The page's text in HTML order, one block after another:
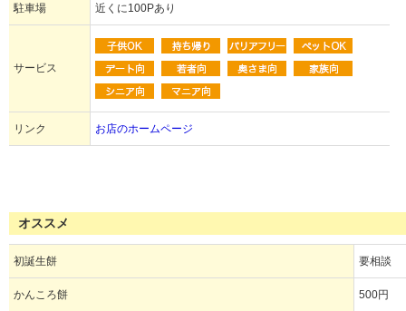
駐車場 近くに100Pあり
サービス
リンク お店のホームページ
オススメ
初誕生餅 要相談
かんころ餅 500円